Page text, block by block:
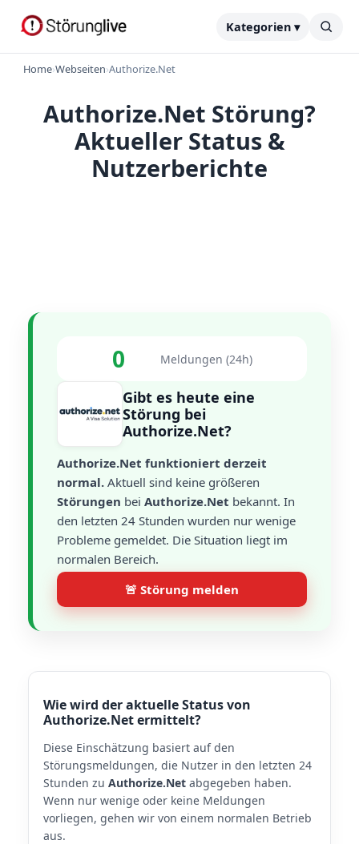
Kategorien ▾
Home›Webseiten›Authorize.Net
Authorize.Net Störung?
Aktueller Status &
Nutzerberichte
0 Meldungen (24h)
Gibt es heute eine
Störung bei
Authorize.Net?
Authorize.Net funktioniert derzeit
normal. Aktuell sind keine größeren
Störungen bei Authorize.Net bekannt. In
den letzten 24 Stunden wurden nur wenige
Probleme gemeldet. Die Situation liegt im
normalen Bereich.
🚨 Störung melden
Wie wird der aktuelle Status von
Authorize.Net ermittelt?
Diese Einschätzung basiert auf den
Störungsmeldungen, die Nutzer in den letzten 24
Stunden zu Authorize.Net abgegeben haben.
Wenn nur wenige oder keine Meldungen
vorliegen, gehen wir von einem normalen Betrieb
aus.